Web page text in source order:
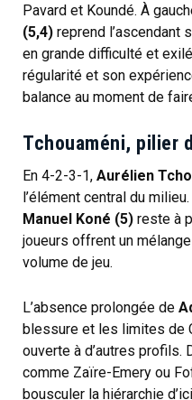
Pavard et Koundé. À
(5,4) reprend l’ascendant
en grande difficulté et
régularité et son
balance au moment de
Tchouaméni, pilier
En 4-2-3-1, Aurélien
l’élément central du
Manuel Koné (5) reste à
joueurs offrent un
volume de jeu.
L’absence prolongée de
blessure et les limites de
ouverte à d’autres profils.
comme Zaïre-Emery ou
bousculer la hiérarchie